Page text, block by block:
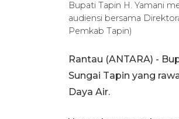
Bupati Tapin H. Yamani
audiensi bersama
Pemkab Tapin)
Rantau (ANTARA) -
Sungai Tapin yang
Daya Air.